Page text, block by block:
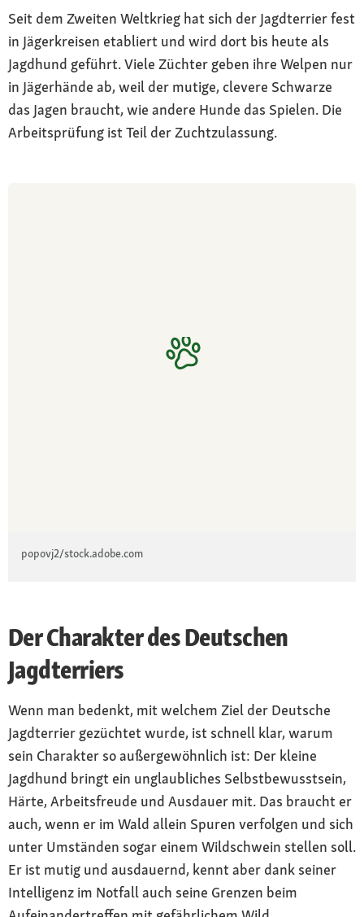
Seit dem Zweiten Weltkrieg hat sich der Jagdterrier fest
in Jägerkreisen etabliert und wird dort bis heute als
Jagdhund geführt. Viele Züchter geben ihre Welpen nur
in Jägerhände ab, weil der mutige, clevere Schwarze
das Jagen braucht, wie andere Hunde das Spielen. Die
Arbeitsprüfung ist Teil der Zuchtzulassung.
popovj2/stock.adobe.com
Der Charakter des Deutschen
Jagdterriers
Wenn man bedenkt, mit welchem Ziel der Deutsche
Jagdterrier gezüchtet wurde, ist schnell klar, warum
sein Charakter so außergewöhnlich ist: Der kleine
Jagdhund bringt ein unglaubliches Selbstbewusstsein,
Härte, Arbeitsfreude und Ausdauer mit. Das braucht er
auch, wenn er im Wald allein Spuren verfolgen und sich
unter Umständen sogar einem Wildschwein stellen soll.
Er ist mutig und ausdauernd, kennt aber dank seiner
Intelligenz im Notfall auch seine Grenzen beim